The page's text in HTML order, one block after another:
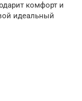
комфорт и
идеальный